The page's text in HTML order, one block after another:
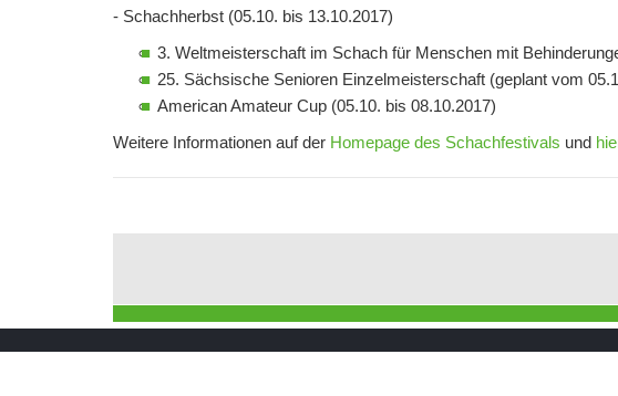
- Schachherbst (05.10. bis 13.10.2017)
3. Weltmeisterschaft im Schach für Menschen mit
25. Sächsische Senioren Einzelmeisterschaft (geplant vom
American Amateur Cup (05.10. bis 08.10.2017)
Weitere Informationen auf der Homepage des Schachfestivals und